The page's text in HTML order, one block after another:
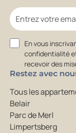
Restez avec
Tous les
Belair
Parc de Merl
Limpertsberg
Email
Consent
En vous
confidentialité
recevoir des